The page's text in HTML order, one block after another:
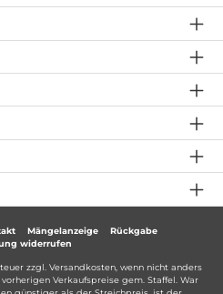
Mängelanzeige
Rückgabe
widerrufen
zzgl. Versandkosten, wenn nicht anders
Verkaufspreise gem. Staffel. War